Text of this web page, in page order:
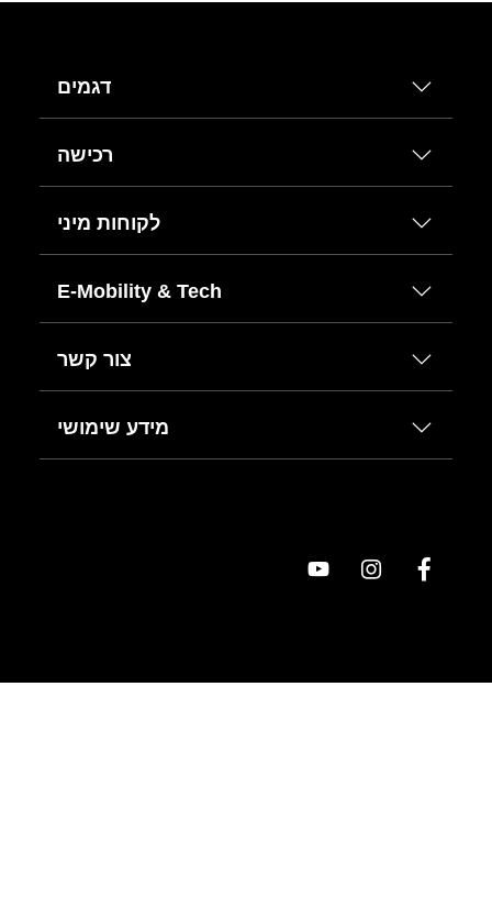
דגמים
רכישה
לקוחות מיני
E-Mobility & Tech
צור קשר
מידע שימושי